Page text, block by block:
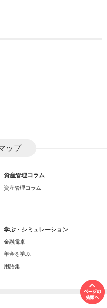
ップ
資産管理コラム
資産管理コラム
学ぶ・シミュレーション
金融電卓
年金を学ぶ
用語集